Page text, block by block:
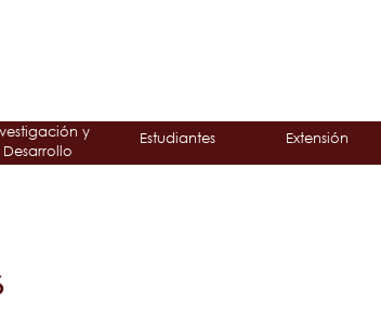
y
Desarrollo
Estudiantes Extensión